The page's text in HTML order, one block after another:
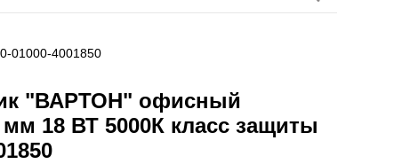
01000-4001850
"ВАРТОН" офисный
18 ВТ 5000К класс защиты